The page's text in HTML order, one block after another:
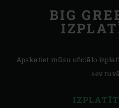
BIG
Apskatiet mūsu oficiālo
sev